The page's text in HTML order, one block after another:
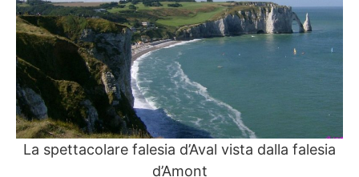
La spettacolare falesia d’Aval vista dalla falesia
d’Amont